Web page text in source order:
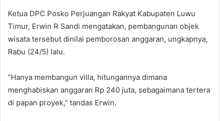
Ketua DPC Posko Perjuangan Rakyat Kabupaten Luwu
Timur, Erwin R Sandi mengatakan, pembangunan objek
wisata tersebut dinilai pemborosan anggaran, ungkapnya,
Rabu (24/5) lalu.
“Hanya membangun villa, hitungannya dimana
menghabiskan anggaran Rp 240 juta, sebagaimana tertera
di papan proyek,” tandas Erwin.